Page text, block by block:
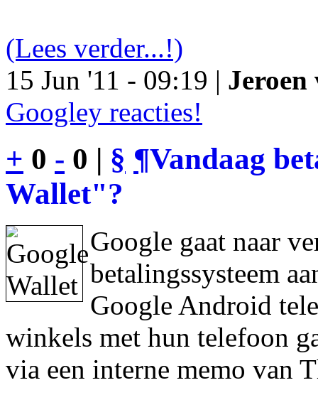
(Lees verder...!)
15 Jun '11 - 09:19 | Jeroen
Googley reacties!
+ 0 - 0 | § ¶Vandaag
Wallet"?
Google gaat naar
betalingssysteem
Google Android
winkels met hun telefoon
via een interne memo van